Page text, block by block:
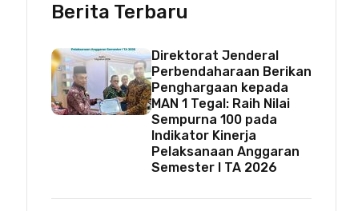
Berita Terbaru
Direktorat Jenderal
Perbendaharaan Berikan
Penghargaan kepada
MAN 1 Tegal: Raih Nilai
Sempurna 100 pada
Indikator Kinerja
Pelaksanaan Anggaran
Semester I TA 2026